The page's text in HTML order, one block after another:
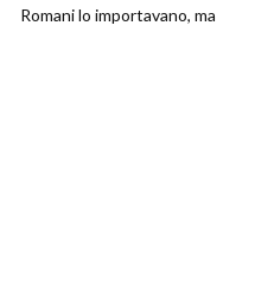
Romani lo importavano, ma